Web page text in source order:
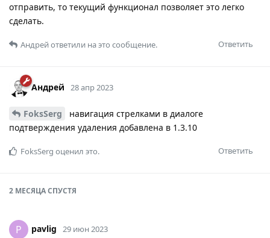
отправить, то текущий функционал позволяет это легко
сделать.
Ответить
Андрейответили на это сообщение.
Андрей 28 апр 2023
FoksSerg
навигация стрелками в диалоге
подтверждения удаления добавлена в 1.3.10
Ответить
FoksSerg оценил это.
2 МЕСЯЦАСПУСТЯ
P pavlig 29 июн 2023